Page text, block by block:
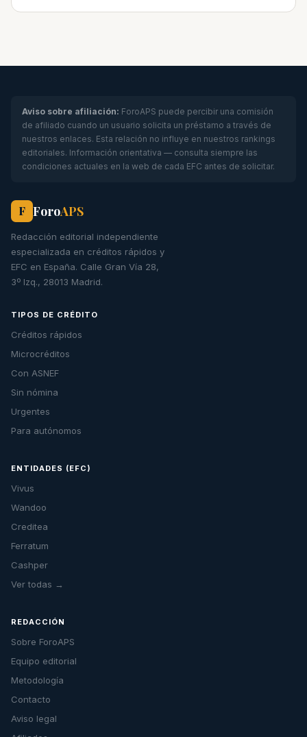
Aviso sobre afiliación: ForoAPS puede percibir una comisión
de afiliado cuando un usuario solicita un préstamo a través de
nuestros enlaces. Esta relación no influye en nuestros rankings
editoriales. Información orientativa — consulta siempre las
condiciones actuales en la web de cada EFC antes de solicitar.
F ForoAPS
Redacción editorial independiente
especializada en créditos rápidos y
EFC en España. Calle Gran Vía 28,
3º Izq., 28013 Madrid.
TIPOS DE CRÉDITO
Créditos rápidos
Microcréditos
Con ASNEF
Sin nómina
Urgentes
Para autónomos
ENTIDADES (EFC)
Vivus
Wandoo
Creditea
Ferratum
Cashper
Ver todas →
REDACCIÓN
Sobre ForoAPS
Equipo editorial
Metodología
Contacto
Aviso legal